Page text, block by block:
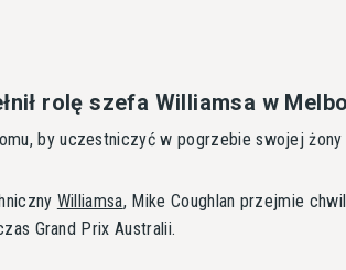
rolę szefa Williamsa w
by uczestniczyć w pogrzebie swojej żony
Williamsa, Mike Coughlan przejmie
Grand Prix Australii.